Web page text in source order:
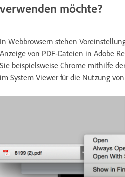
verwenden möchte?
In Webbrowsern stehen
Anzeige von PDF-Dateien in Adobe
Sie beispielsweise Chrome mithilfe
im System Viewer für die Nutzung